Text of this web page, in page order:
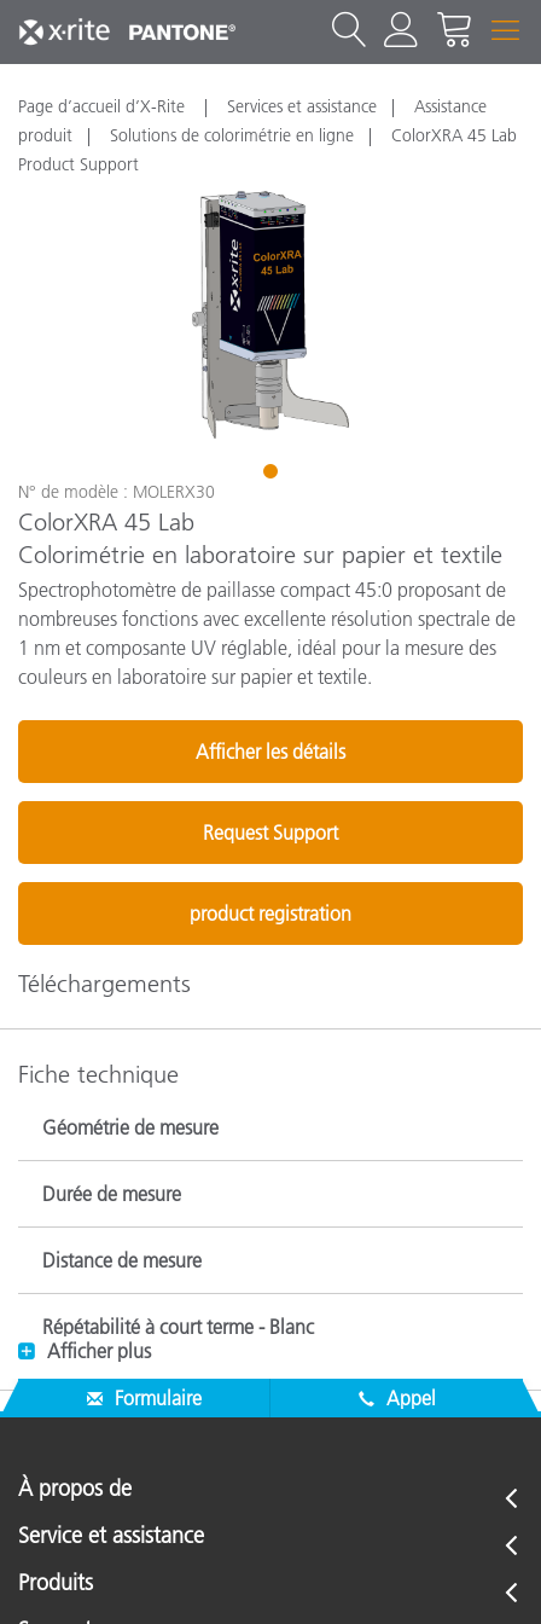
Page d’accueil d’X-Rite Services et assistance
Assistance
produit
Solutions de colorimétrie en ligne
ColorXRA 45 Lab
Product Support
1
N° de modèle : MOLERX30
ColorXRA 45 Lab
Colorimétrie en laboratoire sur papier et textile
Spectrophotomètre de paillasse compact 45:0 proposant de
nombreuses fonctions avec excellente résolution spectrale de
1 nm et composante UV réglable, idéal pour la mesure des
couleurs en laboratoire sur papier et textile.
Afficher les détails
Request Support
product registration
Téléchargements
Fiche technique
Géométrie de mesure
Durée de mesure
Distance de mesure
Répétabilité à court terme - Blanc
Intervalle spectral
Afficher plus
Formulaire
Appel
À propos de
Service et assistance
Produits